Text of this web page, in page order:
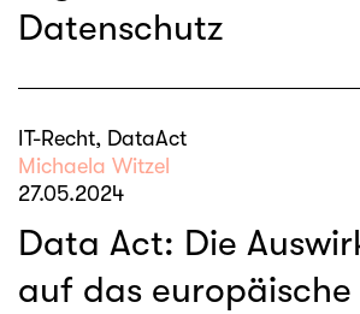
Datenschutz
IT-Recht, DataAct
Michaela Witzel
27.05.2024
Data Act: Die
auf das europäische